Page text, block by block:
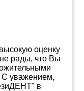
оценку
рады, что Вы
С уважением,
в